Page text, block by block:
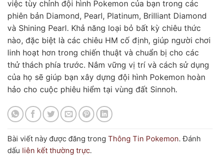
việc tùy chỉnh đội hình Pokemon của bạn trong các
phiên bản Diamond, Pearl, Platinum, Brilliant Diamond
và Shining Pearl. Khả năng loại bỏ bất kỳ chiêu thức
nào, đặc biệt là các chiêu HM cố định, giúp người chơi
linh hoạt hơn trong chiến thuật và chuẩn bị cho các
thử thách phía trước. Nắm vững vị trí và cách sử dụng
của họ sẽ giúp bạn xây dựng đội hình Pokemon hoàn
hảo cho cuộc phiêu hiểm tại vùng đất Sinnoh.
Bài viết này được đăng trong Thông Tin Pokemon. Đánh
dấu liên kết thường trực.